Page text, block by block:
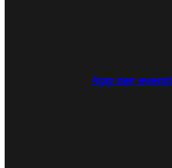
App per eventi